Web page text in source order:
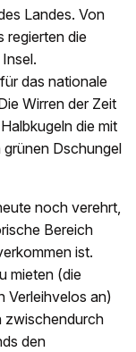
Landes. Von
regierten die
das nationale
Wirren der Zeit
die mit
Dschungel
noch verehrt,
Bereich
ist.
mieten (die
Verleihvelos an)
zwischendurch
den